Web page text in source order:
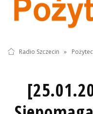
Radio Szczecin »